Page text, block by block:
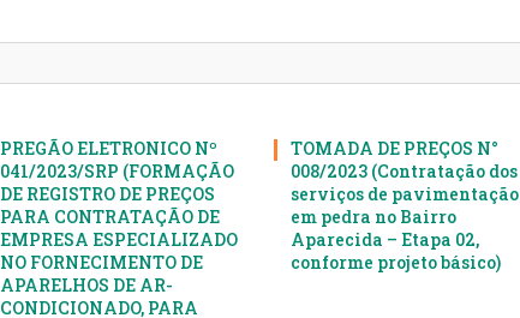
PREGÃO ELETRONICO Nº
041/2023/SRP (FORMAÇÃO
DE REGISTRO DE PREÇOS
PARA CONTRATAÇÃO DE
EMPRESA ESPECIALIZADO
NO FORNECIMENTO DE
APARELHOS DE AR-
CONDICIONADO, PARA
TOMADA DE PREÇOS N°
008/2023 (Contratação dos
serviços de pavimentação
em pedra no Bairro
Aparecida – Etapa 02,
conforme projeto básico)